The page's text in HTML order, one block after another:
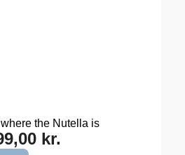
the Nutella is
kr.